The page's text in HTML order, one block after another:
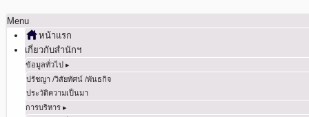
Menu
หน้าแรก
เกี่ยวกับสำนักฯ
ข้อมูลทั่วไป ▸
ปรัชญา /วิสัยทัศน์ /พันธกิจ
ประวัติความเป็นมา
การบริหาร ▸